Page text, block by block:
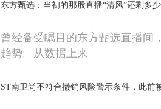
东方甄选：当初的那股直播“清风”还剩多
曾经备受瞩目的东方甄选直播间
趋势。从数据上来
ST南卫尚不符合撤销风险警示条件，此前